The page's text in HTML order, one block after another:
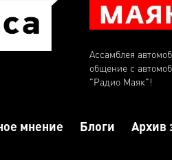
Ассамблея
общение с
"Радио Маяк"!
мнение Блоги Архив